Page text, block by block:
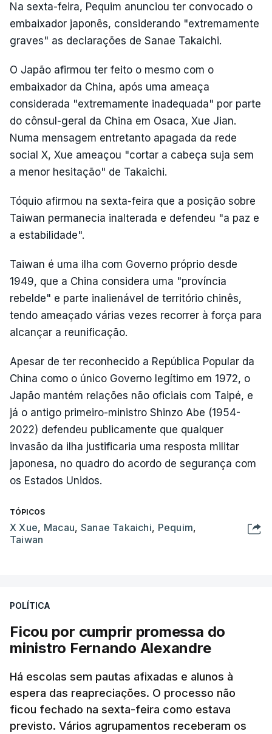
Na sexta-feira, Pequim anunciou ter convocado o
embaixador japonês, considerando "extremamente
graves" as declarações de Sanae Takaichi.
O Japão afirmou ter feito o mesmo com o
embaixador da China, após uma ameaça
considerada "extremamente inadequada" por parte
do cônsul-geral da China em Osaca, Xue Jian.
Numa mensagem entretanto apagada da rede
social X, Xue ameaçou "cortar a cabeça suja sem
a menor hesitação" de Takaichi.
Tóquio afirmou na sexta-feira que a posição sobre
Taiwan permanecia inalterada e defendeu "a paz e
a estabilidade".
Taiwan é uma ilha com Governo próprio desde
1949, que a China considera uma "província
rebelde" e parte inalienável de território chinês,
tendo ameaçado várias vezes recorrer à força para
alcançar a reunificação.
Apesar de ter reconhecido a República Popular da
China como o único Governo legítimo em 1972, o
Japão mantém relações não oficiais com Taipé, e
já o antigo primeiro-ministro Shinzo Abe (1954-
2022) defendeu publicamente que qualquer
invasão da ilha justificaria uma resposta militar
japonesa, no quadro do acordo de segurança com
os Estados Unidos.
TÓPICOS
X Xue, Macau, Sanae Takaichi, Pequim,
Taiwan
POLÍTICA
Ficou por cumprir promessa do
ministro Fernando Alexandre
Há escolas sem pautas afixadas e alunos à
espera das reapreciações. O processo não
ficou fechado na sexta-feira como estava
previsto. Vários agrupamentos receberam os